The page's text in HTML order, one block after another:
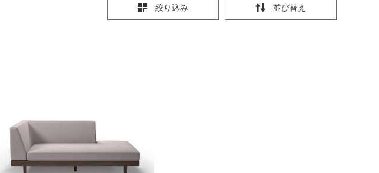
絞り込み 並び替え